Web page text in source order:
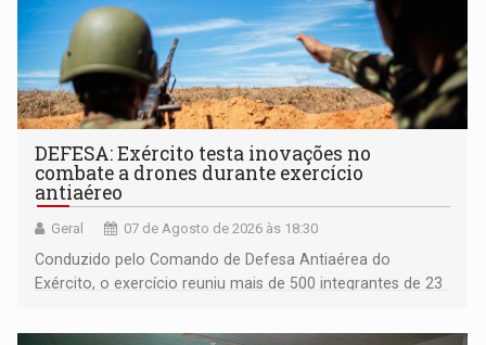
DEFESA: Exército testa inovações no
combate a drones durante exercício
antiaéreo
Geral 07 de Agosto de 2026 às 18:30
Conduzido pelo Comando de Defesa Antiaérea do
Exército, o exercício reuniu mais de 500 integrantes de 23